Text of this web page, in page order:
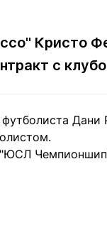
Реклама Пресс-
Кристо
с
Дани